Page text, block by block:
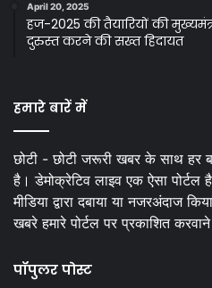
April 20, 2025
हज-2025 की तैयारियों की
दुरुस्त करने की सख्त हिदायत
हमारे बारें में
छोटी - छोटी जरूरी खबर के साथ हर
है। डेमोक्रेटिव लाइव एक ऐसा
मीडिया द्वारा दबाया या नजरअंदाज
खबरे हमारे पोर्टल पर प्रकाशित
पॉपुलर पोस्ट